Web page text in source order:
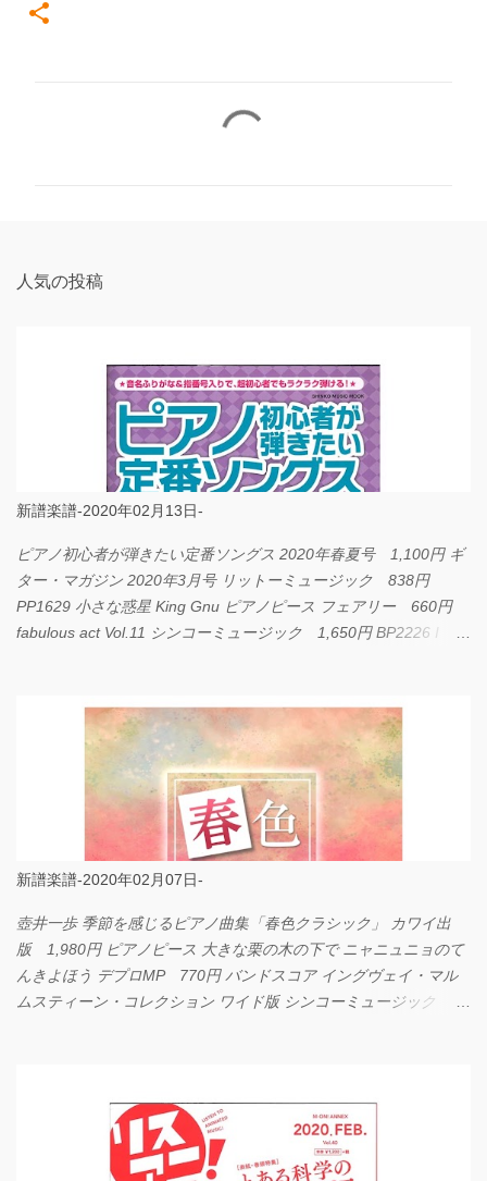
人気の投稿
新譜楽譜-2020年02月13日-
ピアノ初心者が弾きたい定番ソングス 2020年春夏号 1,100円 ギ
ター・マガジン 2020年3月号 リットーミュージック 838円
PP1629 小さな惑星 King Gnu ピアノピース フェアリー 660円
fabulous act Vol.11 シンコーミュージック 1,650円 BP2226 I
新譜楽譜-2020年02月07日-
壺井一歩 季節を感じるピアノ曲集「春色クラシック」 カワイ出
版 1,980円 ピアノピース 大きな栗の木の下で ニャニュニョのて
んきよほう デプロMP 770円 バンドスコア イングヴェイ・マル
ムスティーン・コレクション ワイド版 シンコーミュージック